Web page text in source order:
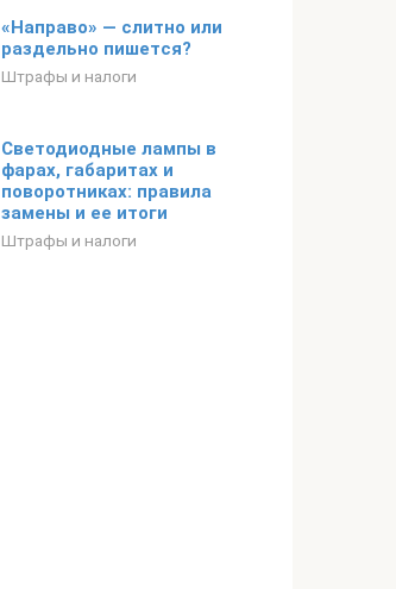
«Направо» — слитно или
раздельно пишется?
Штрафы и налоги
Светодиодные лампы в
фарах, габаритах и
поворотниках: правила
замены и ее итоги
Штрафы и налоги